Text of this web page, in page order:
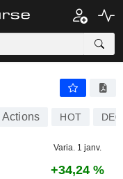
Actions HOT
Varia. 1 janv.
+34,24 %